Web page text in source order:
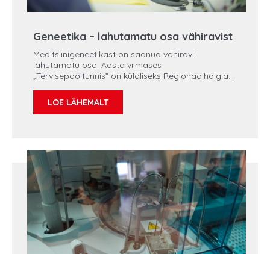
Geneetika – lahutamatu osa vähiravist
Meditsiinigeneetikast on saanud vähiravi
lahutamatu osa. Aasta viimases
„Tervisepooltunnis” on külaliseks Regionaalhaigla
pärilike kasvajate teket põhjustavad
geenimuutused. Millist rolli mängib geneetika
rinnavähi riskist tulenevalt rindade profülaktilist
eemaldamist? Kas rinnavähk ohustab ka mehi?
Milline on Eesti geneetiliste uuringute tase võrreldes
maailma tippudega?
LOE LÄHEMALT